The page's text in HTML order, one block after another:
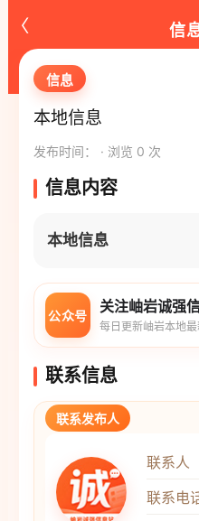
‹ 信
信息
本地信息
发布时间： · 浏览 0 次
信息内容
本地信息
公众号
关注岫岩诚强
每日更新岫岩本地
联系信息
联系发布人
联系人
联系电